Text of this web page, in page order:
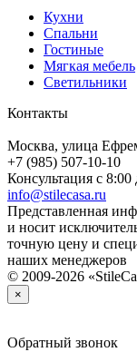
Кухни
Спальни
Гостиные
Мягкая мебель
Светильники
Контакты
Москва, улица
+7 (985) 507-10-10
Консультация с 8:00
info@stilecasa.ru
Представленная
и носит
точную цену и
наших менеджеров
© 2009-2026
×
Обратный звонок